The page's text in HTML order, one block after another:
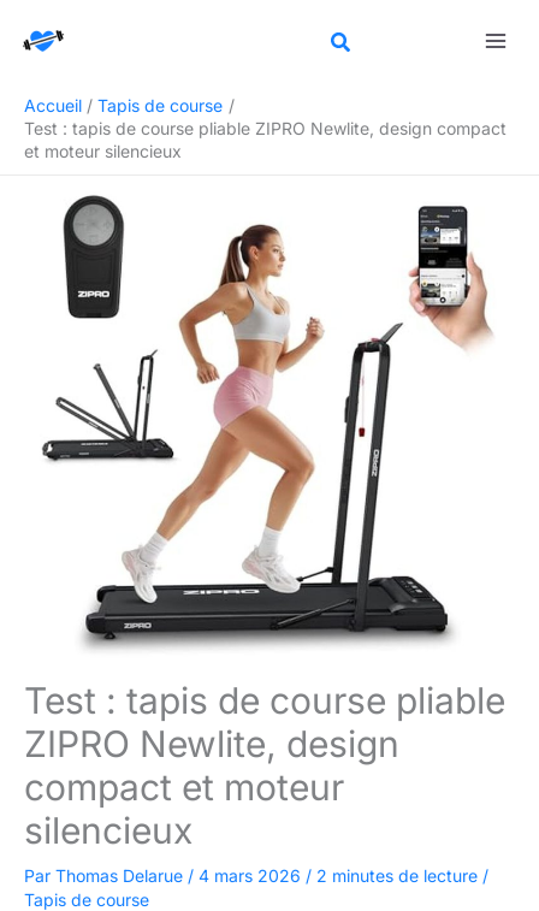
Accueil
Tapis de course
Test : tapis de course pliable ZIPRO Newlite, design compact
et moteur silencieux
Test : tapis de course pliable
ZIPRO Newlite, design
compact et moteur
silencieux
Par Thomas Delarue / 4 mars 2026 / 2 minutes de lecture /
Tapis de course